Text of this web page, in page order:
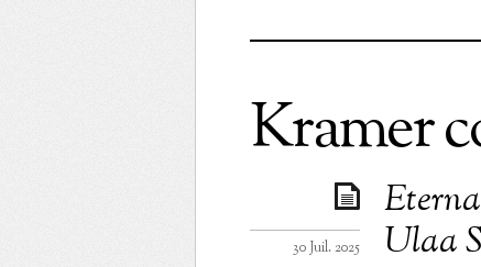
Kramer
Ulaa
30 Juil. 2025